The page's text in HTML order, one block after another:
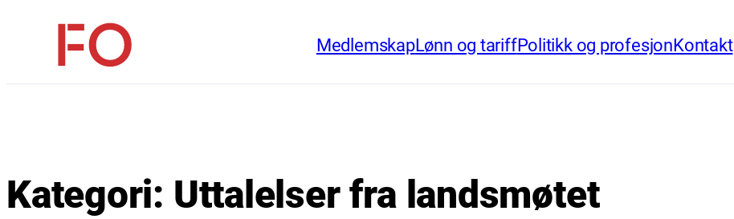
innholdFO
MedlemskapLønn og tariffPolitikk og profesjonKontakt
Kategori: Uttalelser fra landsmøtet